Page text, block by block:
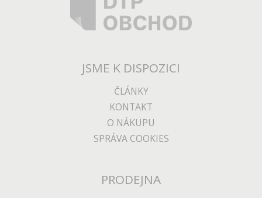
JSME K DISPOZICI
ČLÁNKY
KONTAKT
O NÁKUPU
SPRÁVA COOKIES
PRODEJNA